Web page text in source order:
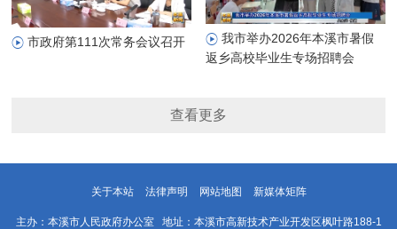
我市举办2026年本溪市暑假
返乡高校毕业生专场招聘会
市政府第111次常务会议召开
查看更多
关于本站 法律声明 网站地图 新媒体矩阵
主办：本溪市人民政府办公室 地址：本溪市高新技术产业开发区枫叶路188-1